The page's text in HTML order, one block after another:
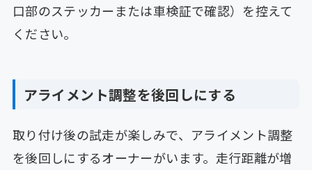
口部のステッカーまたは車検証で確認）を控えて
ください。
アライメント調整を後回しにする
取り付け後の試走が楽しみで、アライメント調整
を後回しにするオーナーがいます。走行距離が増